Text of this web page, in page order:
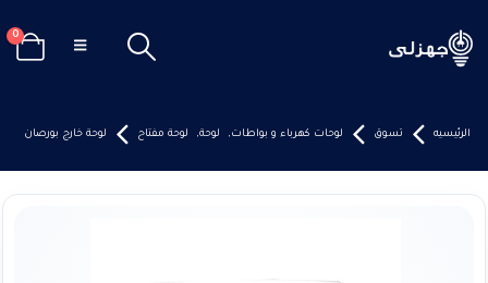
0
الرئيسيه تسوق لوحات كهرباء و بواطات, لوحة, لوحة مفتاح لوحة خارج بورصان